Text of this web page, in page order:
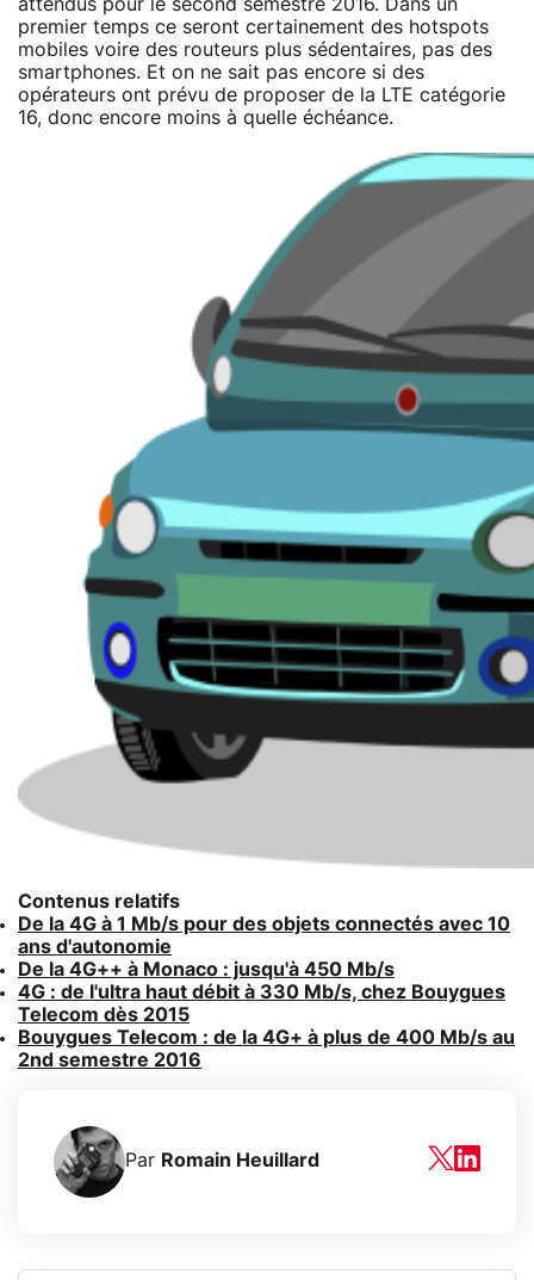
attendus pour le second semestre 2016. Dans un
premier temps ce seront certainement des hotspots
mobiles voire des routeurs plus sédentaires, pas des
smartphones. Et on ne sait pas encore si des
opérateurs ont prévu de proposer de la LTE catégorie
16, donc encore moins à quelle échéance.
Contenus relatifs
De la 4G à 1 Mb/s pour des objets connectés avec 10
ans d'autonomie
De la 4G++ à Monaco : jusqu'à 450 Mb/s
4G : de l'ultra haut débit à 330 Mb/s, chez Bouygues
Telecom dès 2015
Bouygues Telecom : de la 4G+ à plus de 400 Mb/s au
2nd semestre 2016
Par Romain Heuillard